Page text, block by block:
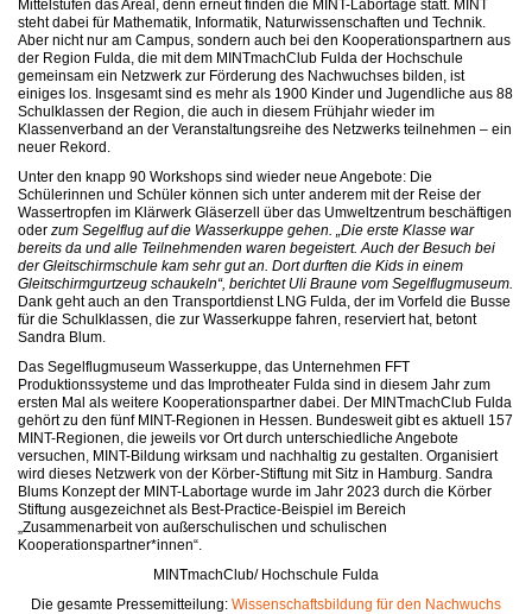
Mittelstufen das Areal, denn erneut finden die MINT-Labortage statt. MINT
steht dabei für Mathematik, Informatik, Naturwissenschaften und Technik.
Aber nicht nur am Campus, sondern auch bei den Kooperationspartnern aus
der Region Fulda, die mit dem MINTmachClub Fulda der Hochschule
gemeinsam ein Netzwerk zur Förderung des Nachwuchses bilden, ist
einiges los. Insgesamt sind es mehr als 1900 Kinder und Jugendliche aus 88
Schulklassen der Region, die auch in diesem Frühjahr wieder im
Klassenverband an der Veranstaltungsreihe des Netzwerks teilnehmen – ein
neuer Rekord.
Unter den knapp 90 Workshops sind wieder neue Angebote: Die
Schülerinnen und Schüler können sich unter anderem mit der Reise der
Wassertropfen im Klärwerk Gläserzell über das Umweltzentrum beschäftigen
oder zum Segelflug auf die Wasserkuppe gehen. „Die erste Klasse war
bereits da und alle Teilnehmenden waren begeistert. Auch der Besuch bei
der Gleitschirmschule kam sehr gut an. Dort durften die Kids in einem
Gleitschirmgurtzeug schaukeln“, berichtet Uli Braune vom Segelflugmuseum.
Dank geht auch an den Transportdienst LNG Fulda, der im Vorfeld die Busse
für die Schulklassen, die zur Wasserkuppe fahren, reserviert hat, betont
Sandra Blum.
Das Segelflugmuseum Wasserkuppe, das Unternehmen FFT
Produktionssysteme und das Improtheater Fulda sind in diesem Jahr zum
ersten Mal als weitere Kooperationspartner dabei. Der MINTmachClub Fulda
gehört zu den fünf MINT-Regionen in Hessen. Bundesweit gibt es aktuell 157
MINT-Regionen, die jeweils vor Ort durch unterschiedliche Angebote
versuchen, MINT-Bildung wirksam und nachhaltig zu gestalten. Organisiert
wird dieses Netzwerk von der Körber-Stiftung mit Sitz in Hamburg. Sandra
Blums Konzept der MINT-Labortage wurde im Jahr 2023 durch die Körber
Stiftung ausgezeichnet als Best-Practice-Beispiel im Bereich
„Zusammenarbeit von außerschulischen und schulischen
Kooperationspartner*innen“.
MINTmachClub/ Hochschule Fulda
Die gesamte Pressemitteilung: Wissenschaftsbildung für den Nachwuchs